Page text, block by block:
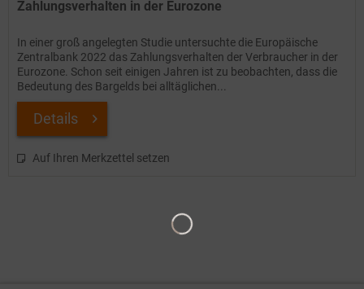
Zahlungsverhalten in der Eurozone
In einer groß angelegten Studie untersuchte die Europäische
Zentralbank 2022 das Zahlungsverhalten der Verbraucher in der
Eurozone. Schon seit einigen Jahren ist zu beobachten, dass die
Bedeutung des Bargelds bei alltäglichen...
Details
Auf Ihren Merkzettel setzen